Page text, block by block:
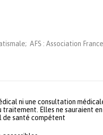
AFS : Association
ni une consultation
Elles ne sauraient
de santé compétent